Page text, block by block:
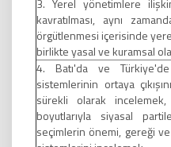
3. Yerel yönetimlere
kavratılması, aynı
örgütlenmesi içerisinde
birlikte yasal ve kuramsal
4. Batı'da ve
sistemlerinin ortaya
sürekli olarak
boyutlarıyla siyasal
seçimlerin önemi, gereği